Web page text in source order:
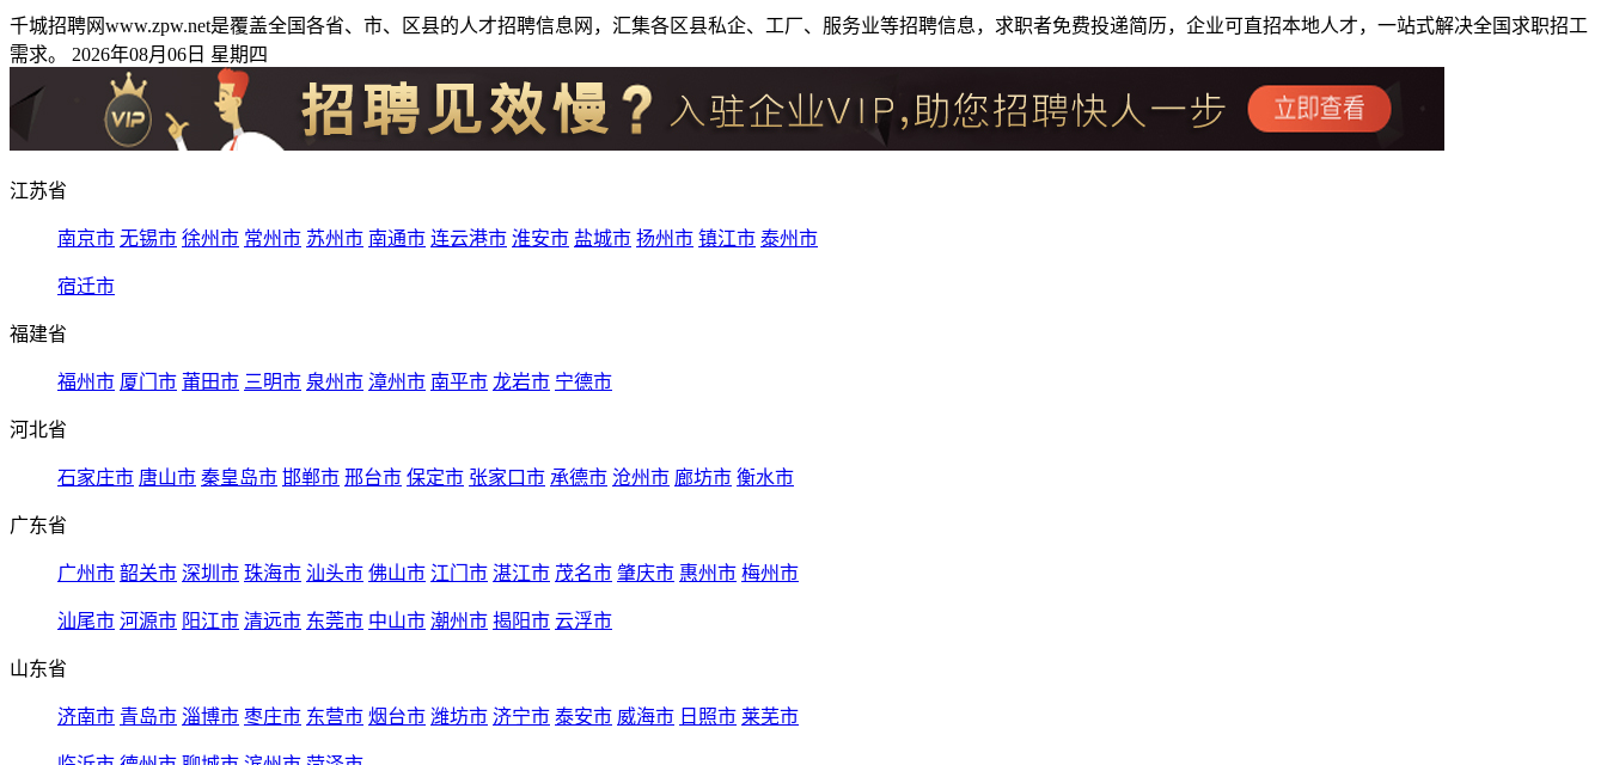
千城招聘网www.zpw.net是覆盖全国各省、市、区县的人才招聘信息网，汇集各区县私企、工厂、服务业等招聘信息，求职者免费投递简历，企业可直招本地人才，一站式解决全国求职招工
需求。 2026年08月06日 星期四
江苏省
南京市 无锡市 徐州市 常州市 苏州市 南通市 连云港市 淮安市 盐城市 扬州市 镇江市 泰州市
宿迁市
福建省
福州市 厦门市 莆田市 三明市 泉州市 漳州市 南平市 龙岩市 宁德市
河北省
石家庄市 唐山市 秦皇岛市 邯郸市 邢台市 保定市 张家口市 承德市 沧州市 廊坊市 衡水市
广东省
广州市 韶关市 深圳市 珠海市 汕头市 佛山市 江门市 湛江市 茂名市 肇庆市 惠州市 梅州市
汕尾市 河源市 阳江市 清远市 东莞市 中山市 潮州市 揭阳市 云浮市
山东省
济南市 青岛市 淄博市 枣庄市 东营市 烟台市 潍坊市 济宁市 泰安市 威海市 日照市 莱芜市